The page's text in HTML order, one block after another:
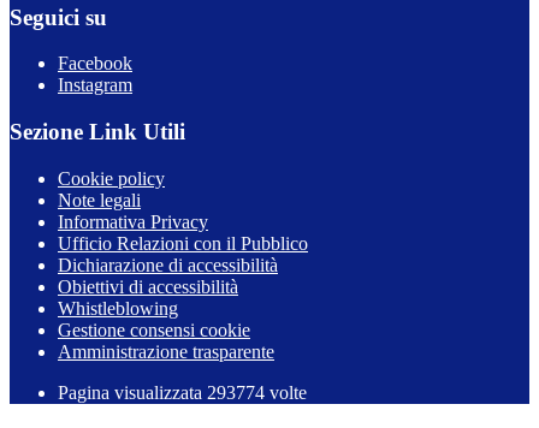
Seguici su
Facebook
Instagram
Sezione Link Utili
Cookie policy
Note legali
Informativa Privacy
Ufficio Relazioni con il Pubblico
Dichiarazione di accessibilità
Obiettivi di accessibilità
Whistleblowing
Gestione consensi cookie
Amministrazione trasparente
Pagina visualizzata 293774 volte